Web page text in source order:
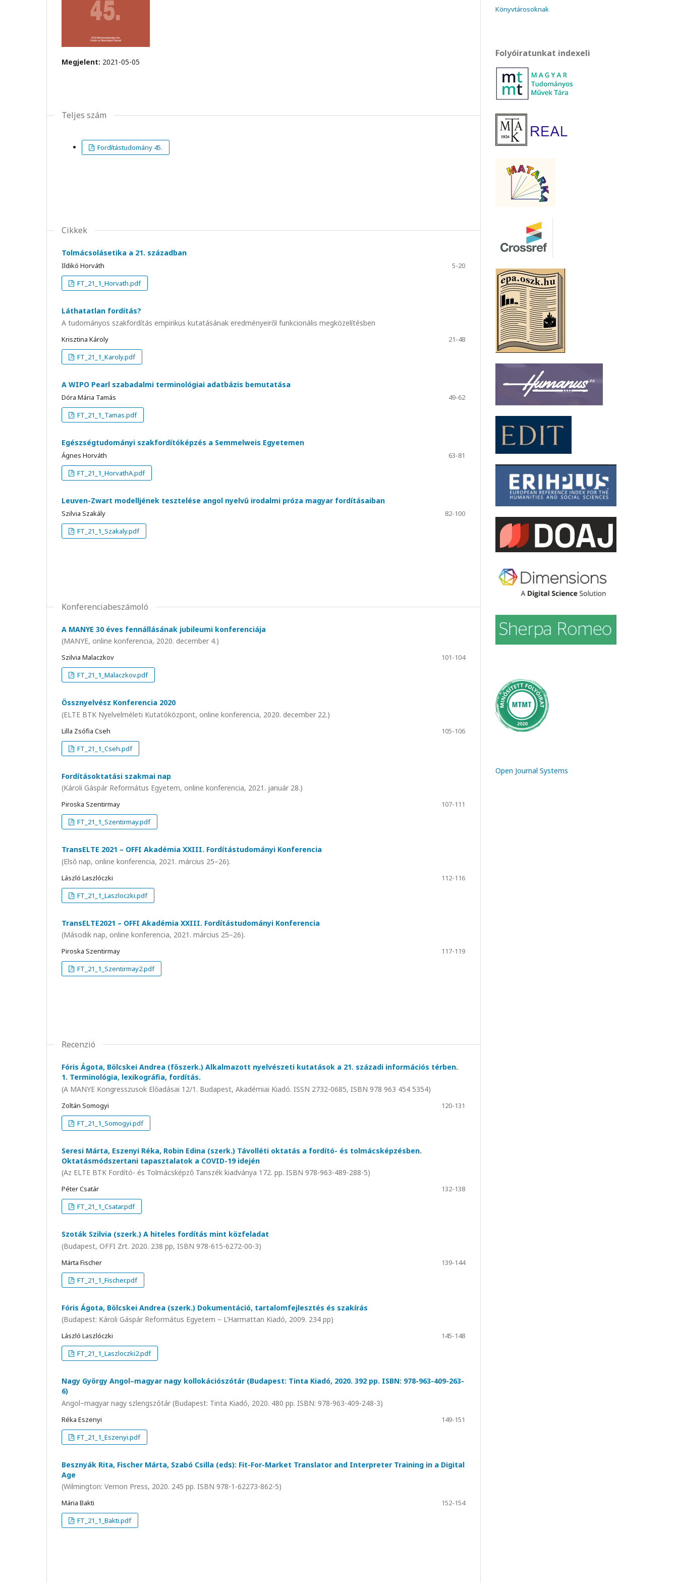
Megjelent: 2021-05-05
Teljes szám
Fordítástudomány 45.
Cikkek
Tolmácsolásetika a 21. században
Ildikó Horváth
5-20
FT_21_1_Horvath.pdf
Láthatatlan fordítás?
A tudományos szakfordítás empirikus kutatásának eredményeiről funkcionális megközelítésben
Krisztina Károly
21-48
FT_21_1_Karoly.pdf
A WIPO Pearl szabadalmi terminológiai adatbázis bemutatása
Dóra Mária Tamás
49-62
FT_21_1_Tamas.pdf
Egészségtudományi szakfordítóképzés a Semmelweis Egyetemen
Ágnes Horváth
63-81
FT_21_1_HorvathA.pdf
Leuven-Zwart modelljének tesztelése angol nyelvű irodalmi próza magyar fordításaiban
Szilvia Szakály
82-100
FT_21_1_Szakaly.pdf
Konferenciabeszámoló
A MANYE 30 éves fennállásának jubileumi konferenciája
(MANYE, online konferencia, 2020. december 4.)
Szilvia Malaczkov
101-104
FT_21_1_Malaczkov.pdf
Össznyelvész Konferencia 2020
(ELTE BTK Nyelvelméleti Kutatóközpont, online konferencia, 2020. december 22.)
Lilla Zsófia Cseh
105-106
FT_21_1_Cseh.pdf
Fordításoktatási szakmai nap
(Károli Gáspár Református Egyetem, online konferencia, 2021. január 28.)
Piroska Szentirmay
107-111
FT_21_1_Szentirmay.pdf
TransELTE 2021 – OFFI Akadémia XXIII. Fordítástudományi Konferencia
(Első nap, online konferencia, 2021. március 25–26).
László Laszlóczki
112-116
FT_21_1_Laszloczki.pdf
TransELTE2021 – OFFI Akadémia XXIII. Fordítástudományi Konferencia
(Második nap, online konferencia, 2021. március 25–26).
Piroska Szentirmay
117-119
FT_21_1_Szentirmay2.pdf
Recenzió
Fóris Ágota, Bölcskei Andrea (főszerk.) Alkalmazott nyelvészeti kutatások a 21. századi információs térben.
1. Terminológia, lexikográfia, fordítás.
(A MANYE Kongresszusok Előadásai 12/1. Budapest, Akadémiai Kiadó. ISSN 2732-0685, ISBN 978 963 454 5354)
Zoltán Somogyi
120-131
FT_21_1_Somogyi.pdf
Seresi Márta, Eszenyi Réka, Robin Edina (szerk.) Távolléti oktatás a fordító- és tolmácsképzésben.
Oktatásmódszertani tapasztalatok a COVID-19 idején
(Az ELTE BTK Fordító- és Tolmácsképző Tanszék kiadványa 172. pp. ISBN 978-963-489-288-5)
Péter Csatár
132-138
FT_21_1_Csatar.pdf
Szoták Szilvia (szerk.) A hiteles fordítás mint közfeladat
(Budapest, OFFI Zrt. 2020. 238 pp, ISBN 978-615-6272-00-3)
Márta Fischer
139-144
FT_21_1_Fischer.pdf
Fóris Ágota, Bölcskei Andrea (szerk.) Dokumentáció, tartalomfejlesztés és szakírás
(Budapest: Károli Gáspár Református Egyetem – L’Harmattan Kiadó, 2009. 234 pp)
László Laszlóczki
145-148
FT_21_1_Laszloczki2.pdf
Nagy György Angol–magyar nagy kollokációszótár (Budapest: Tinta Kiadó, 2020. 392 pp. ISBN: 978-963-409-263-
6)
Angol–magyar nagy szlengszótár (Budapest: Tinta Kiadó, 2020. 480 pp. ISBN: 978-963-409-248-3)
Réka Eszenyi
149-151
FT_21_1_Eszenyi.pdf
Besznyák Rita, Fischer Márta, Szabó Csilla (eds): Fit-For-Market Translator and Interpreter Training in a Digital
Age
(Wilmington: Vernon Press, 2020. 245 pp. ISBN 978-1-62273-862-5)
Mária Bakti
152-154
FT_21_1_Bakti.pdf
Könyvtárosoknak
Folyóiratunkat indexeli
Open Journal Systems